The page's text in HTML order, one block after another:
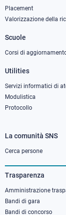
column
Placement
Valorizzazione della
Scuole
Corsi di
Utilities
Servizi informatici di
Modulistica
Protocollo
Footer
column
3
La comunità SNS
Cerca persone
Trasparenza
Amministrazione
Bandi di gara
Bandi di concorso